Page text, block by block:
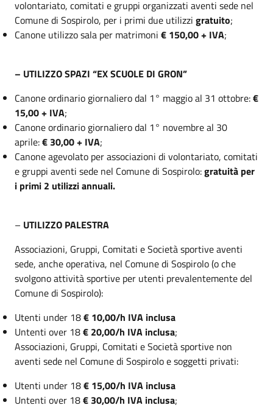
volontariato, comitati e gruppi organizzati aventi sede nel
Comune di Sospirolo, per i primi due utilizzi gratuito;
Canone utilizzo sala per matrimoni € 150,00 + IVA;
– UTILIZZO SPAZI “EX SCUOLE DI GRON”
Canone ordinario giornaliero dal 1° maggio al 31 ottobre:€
15,00 + IVA;
Canone ordinario giornaliero dal 1° novembre al 30
aprile:€ 30,00 + IVA;
Canone agevolato per associazioni di volontariato, comitati
e gruppi aventi sede nel Comune di Sospirolo:gratuità per
i primi 2 utilizzi annuali.
– UTILIZZO PALESTRA
Associazioni, Gruppi, Comitati e Società sportive aventi
sede, anche operativa, nel Comune di Sospirolo (o che
svolgono attività sportive per utenti prevalentemente del
Comune di Sospirolo):
Utenti under 18€ 10,00/h IVA inclusa
Untenti over 18€ 20,00/h IVA inclusa;
Associazioni, Gruppi, Comitati e Società sportive non
aventi sede nel Comune di Sospirolo e soggetti privati:
Utenti under 18€ 15,00/h IVA inclusa
Untenti over 18€ 30,00/h IVA inclusa;